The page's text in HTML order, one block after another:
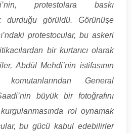
protestolara baskı
durduğu görüldü. Görünüşe
protestocular, bu askeri
bir kurtarıcı olarak
Abdül Mehdi’nin istifasının
General
büyük bir fotoğrafını
rol oynamak
bu gücü kabul edebilirler